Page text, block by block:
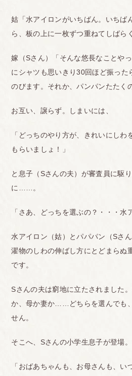
姑「水アイロンがいちばん。いちば
ら、板の上に一枚ずつ重ねてしばら
嫁（Sさん）「そんな悠長なことや
にシャツも思いきり30回ほど振った
のびます。それか、パンパンたたく
お互い、譲らず。しまいには、
「どっちのやり方が、きれいにしわ
もらいましょ！」
と息子（Sさんの夫）が審査員に駆
に……。
「さあ、どっちを選ぶの？・・・水
水アイロン（姑）とパパパン（Sさ
濯物のしわの伸ばし方にとどまらぬ
です。
Sさんの夫は窮地に立たされました
か、母か妻か……どちらを選んでも
せん。
そこへ、Sさんの小学生息子が登場。
「おばあちゃんも、お母さんも、い